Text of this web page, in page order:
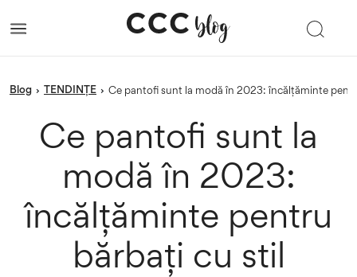
blog › TENDINȚE › Ce pantofi sunt la modă în 2023: încălțăminte
Ce pantofi sunt la
modă în 2023:
încălțăminte pentru
bărbați cu stil